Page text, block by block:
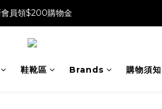
會員領$200購物金
鞋靴區 Brands 購物須知